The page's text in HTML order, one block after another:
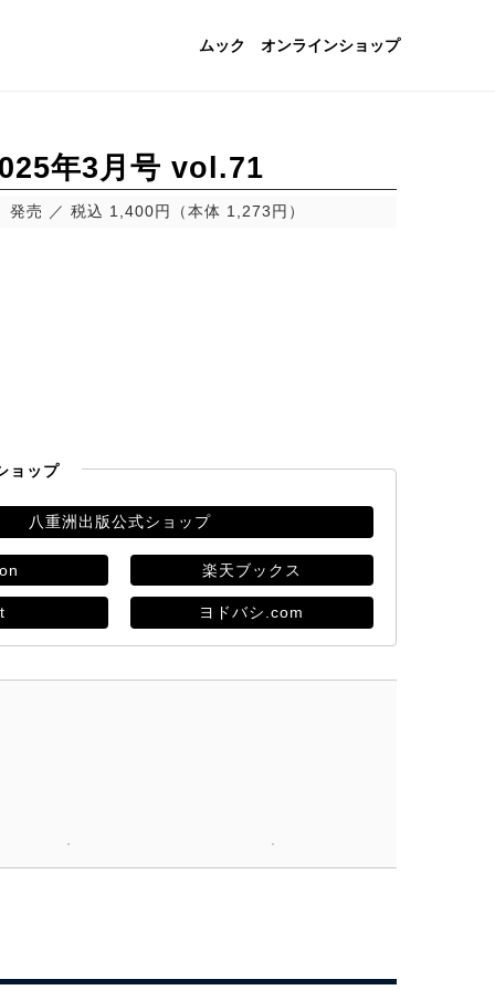
ムック オンラインショップ
年3月号 vol.71
発売 税込 1,400円（本体 1,273円）
ョップ
八重洲出版公式ショップ
楽天ブックス
ヨドバシ.com